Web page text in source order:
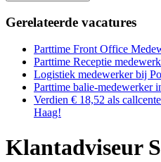
Gerelateerde vacatures
Parttime Front Office
Parttime Receptie
Logistiek medewerker bij
Parttime balie-medewerker
Verdien € 18,52 als
Haag!
Klantadviseur